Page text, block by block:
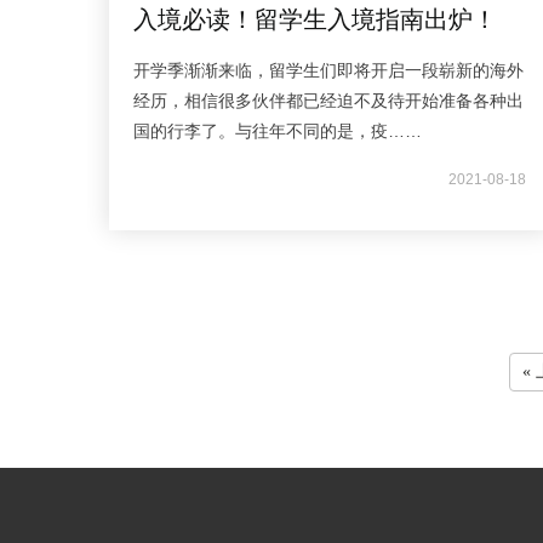
入境必读！留学生入境指南出炉！
开学季渐渐来临，留学生们即将开启一段崭新的海外
经历，相信很多伙伴都已经迫不及待开始准备各种出
国的行李了。与往年不同的是，疫……
2021-08-18
«